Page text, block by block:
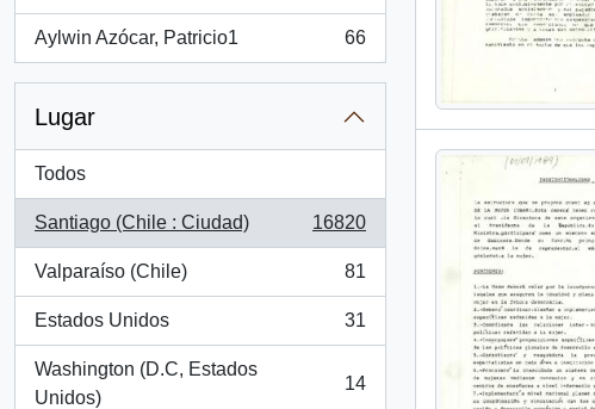
Aylwin Azócar, Patricio1
, 66 resultados
66
Lugar
Todos
Santiago (Chile : Ciudad)
, 16820 resultados
16820
Valparaíso (Chile)
, 81 resultados
81
Estados Unidos
, 31 resultados
31
Washington (D.C, Estados
Unidos)
, 14 resultados
14